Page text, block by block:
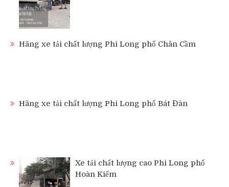
Hãng xe tải chất lượng Phi Long phố Chân Cầm
Hãng xe tải chất lượng Phi Long phố Bát Đàn
Xe tải chất lượng cao Phi Long phố
Hoàn Kiếm